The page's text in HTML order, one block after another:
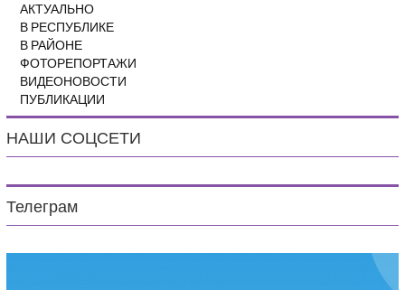
АКТУАЛЬНО
В РЕСПУБЛИКЕ
В РАЙОНЕ
ФОТОРЕПОРТАЖИ
ВИДЕОНОВОСТИ
ПУБЛИКАЦИИ
НАШИ СОЦСЕТИ
Телеграм